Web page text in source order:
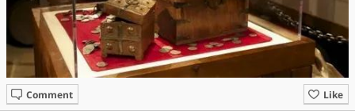
Like
Comment